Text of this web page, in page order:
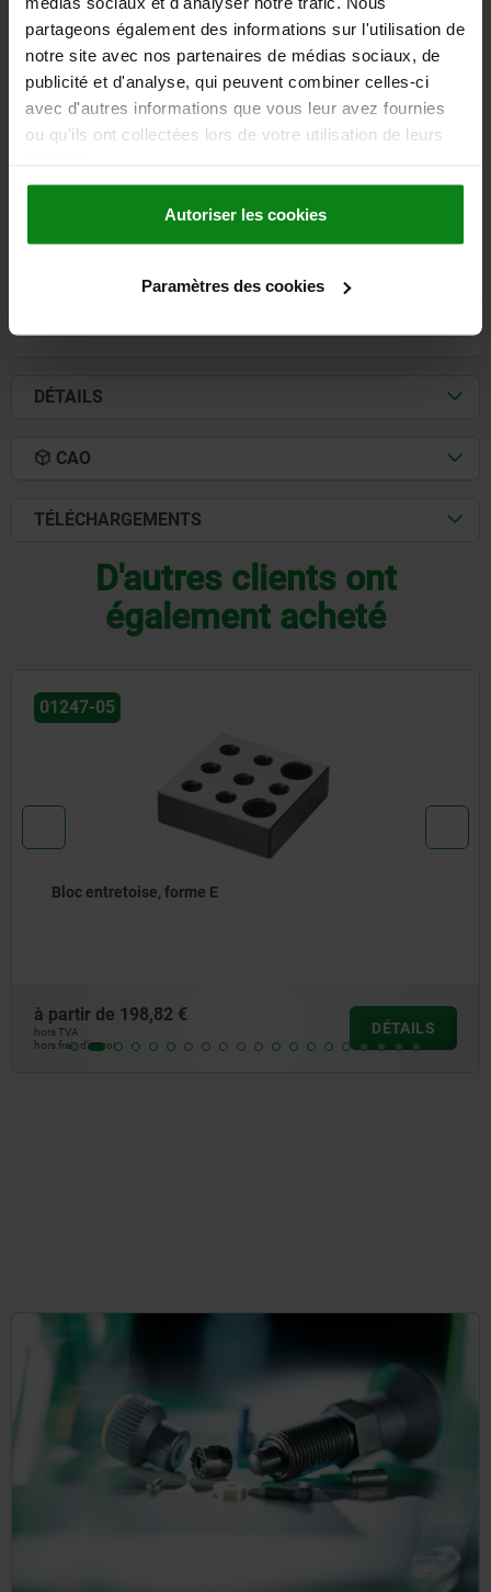
partageons également des informations sur l'utilisation de
notre site avec nos partenaires de médias sociaux, de
publicité et d'analyse, qui peuvent combiner celles-ci
avec d'autres informations que vous leur avez fournies
ou qu'ils ont collectées lors de votre utilisation de leurs
Autoriser les cookies
Paramètres des cookies
CONSOLE AVEC TRAME MODULAIRE FORME:B,
L=250, B=150, H=200, D=16, D1=M16 GJL300
LONGUEUR=250 LARGEUR=150 HAUTEUR=200
ALÉSAGE=16
NOMBRE D’ ALÉSAGES DE FIXATION=14
01247-05-2162515201
DÉTAILS
DÉTAILS
CAO
TÉLÉCHARGEMENTS
D'autres clients ont
également acheté
DÉTAILS
Blocs entretoises en fonte grise, forme H,
à partir de
hors frais d’envoi